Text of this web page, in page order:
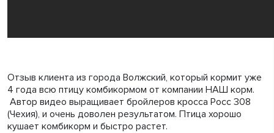
Отзыв клиента из города Волжский, который кормит уже
4 года всю птицу комбикормом от компании НАШ корм.
Автор видео выращивает бройлеров кросса Росс 308
(Чехия), и очень доволен результатом. Птица хорошо
кушает комбикорм и быстро растет.